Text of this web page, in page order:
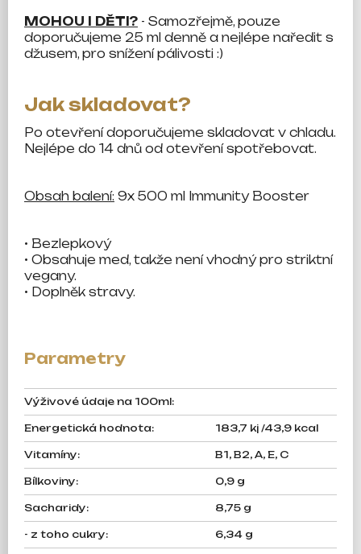
MOHOU I DĚTI? - Samozřejmě, pouze
doporučujeme 25 ml denně a nejlépe naředit s
džusem, pro snížení pálivosti :)
Jak skladovat?
Po otevření doporučujeme skladovat v chladu.
Nejlépe do 14 dnů od otevření spotřebovat.
Obsah balení: 9x 500 ml Immunity Booster
• Bezlepkový
• Obsahuje med, takže není vhodný pro striktní
vegany.
• Doplněk stravy.
Výživové údaje na 100ml:
Energetická hodnota: 183,7 kj /43,9 kcal
Vitamíny: B1, B2, A, E, C
Bílkoviny: 0,9 g
Sacharidy: 8,75 g
- z toho cukry: 6,34 g